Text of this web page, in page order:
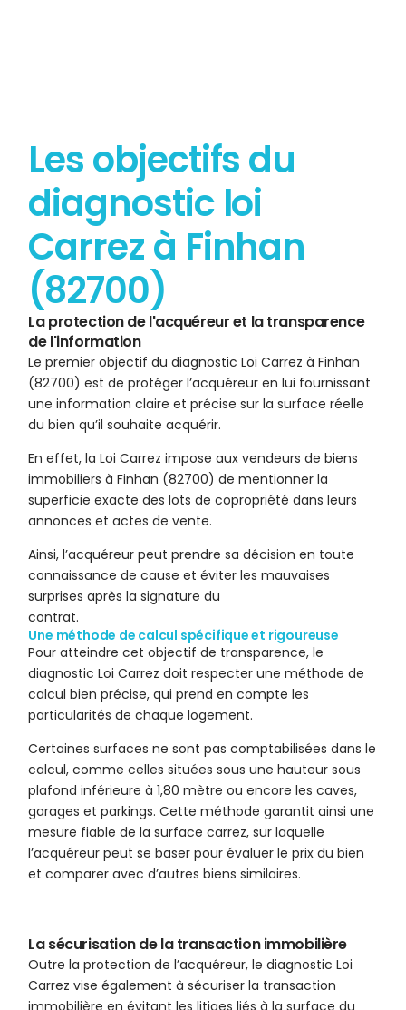
Les objectifs du
diagnostic loi
Carrez à Finhan
(82700)
La protection de l'acquéreur et la transparence
de l'information
Le premier objectif du diagnostic Loi Carrez à Finhan
(82700) est de protéger l’acquéreur en lui fournissant
une information claire et précise sur la surface réelle
du bien qu’il souhaite acquérir.
En effet, la Loi Carrez impose aux vendeurs de biens
immobiliers à Finhan (82700) de mentionner la
superficie exacte des lots de copropriété dans leurs
annonces et actes de vente.
Ainsi, l’acquéreur peut prendre sa décision en toute
connaissance de cause et éviter les mauvaises
surprises après la signature du
contrat.
Une méthode de calcul spécifique et rigoureuse
Pour atteindre cet objectif de transparence, le
diagnostic Loi Carrez doit respecter une méthode de
calcul bien précise, qui prend en compte les
particularités de chaque logement.
Certaines surfaces ne sont pas comptabilisées dans le
calcul, comme celles situées sous une hauteur sous
plafond inférieure à 1,80 mètre ou encore les caves,
garages et parkings. Cette méthode garantit ainsi une
mesure fiable de la surface carrez, sur laquelle
l’acquéreur peut se baser pour évaluer le prix du bien
et comparer avec d’autres biens similaires.
La sécurisation de la transaction immobilière
Outre la protection de l’acquéreur, le diagnostic Loi
Carrez vise également à sécuriser la transaction